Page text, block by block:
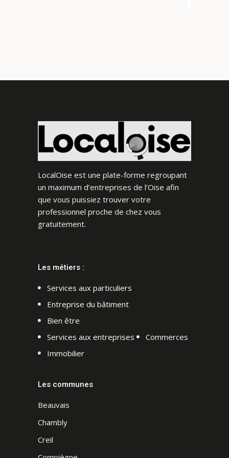
LocalOise est une plate-forme regroupant
un maximum d’entreprises de l’Oise afin
que vous puissiez trouver votre
professionnel proche de chez vous
gratuitement.
Les métiers :
Services aux particuliers
Entreprise du bâtiment
Bien être
Services aux entreprises
Commerces
Immobilier
Les communes
Beauvais
Chambly
Creil